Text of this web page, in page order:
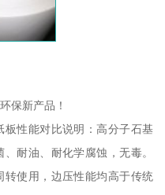
保新产品！
板性能对比说明：高分子石基
耐油、耐化学腐蚀，无毒。
转使用，边压性能均高于传统